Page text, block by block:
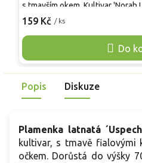
159 Kč / ks
Do
s tmavším okem. Kultivar
přibližně 80–90 cm a krémově
je vhodný také k řezu, přitom
prospívá na slunci až v lehkém
drží čisté.
Popis Diskuze
Plamenka latnatá
kultivar, s tmavě fialovými
očkem. Dorůstá do výšky